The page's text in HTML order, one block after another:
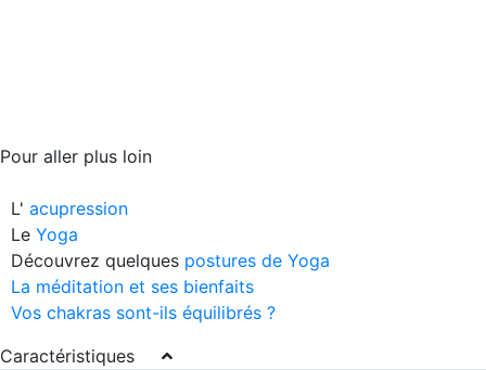
Pour aller plus loin
L' acupression
Le Yoga
Découvrez quelques postures de Yoga
La méditation et ses bienfaits
Vos chakras sont-ils équilibrés ?
Caractéristiques